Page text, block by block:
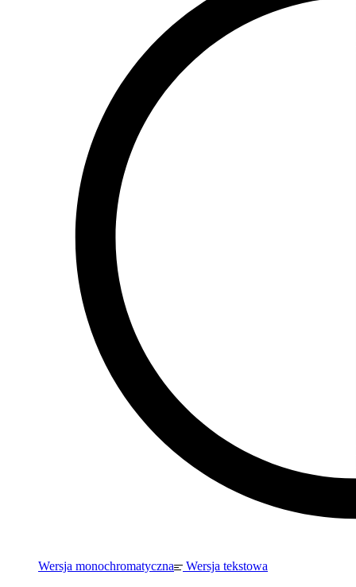
Wersja monochromatyczna Wersja tekstowa